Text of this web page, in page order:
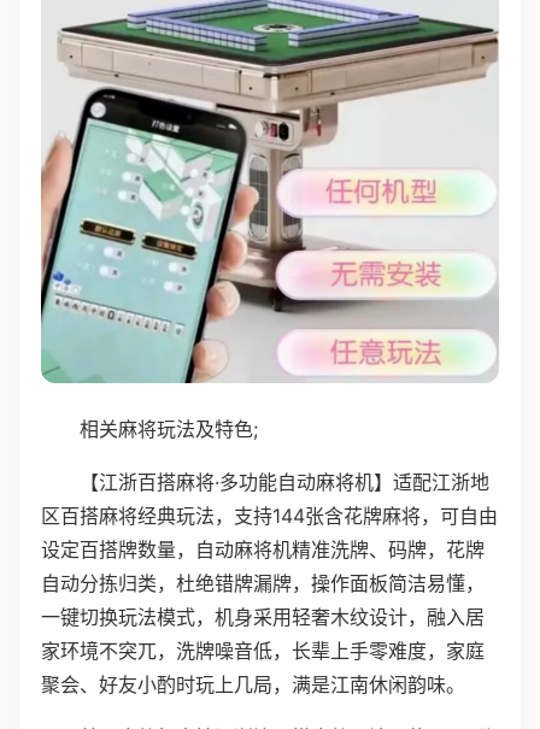
相关麻将玩法及特色;
【江浙百搭麻将·多功能自动麻将机】适配江浙地
区百搭麻将经典玩法，支持144张含花牌麻将，可自由
设定百搭牌数量，自动麻将机精准洗牌、码牌，花牌
自动分拣归类，杜绝错牌漏牌，操作面板简洁易懂，
一键切换玩法模式，机身采用轻奢木纹设计，融入居
家环境不突兀，洗牌噪音低，长辈上手零难度，家庭
聚会、好友小酌时玩上几局，满是江南休闲韵味。